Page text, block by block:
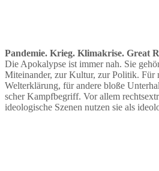
Pandemie. Krieg. Klima­krise. Great
Die Apoka­lypse ist immer nah. Sie
Mitein­ander, zur Kultur, zur Politik. Für
Welterklärung, für andere bloße
scher Kampf­be­griff. Vor allem
ideo­lo­gische Szenen nutzen sie als